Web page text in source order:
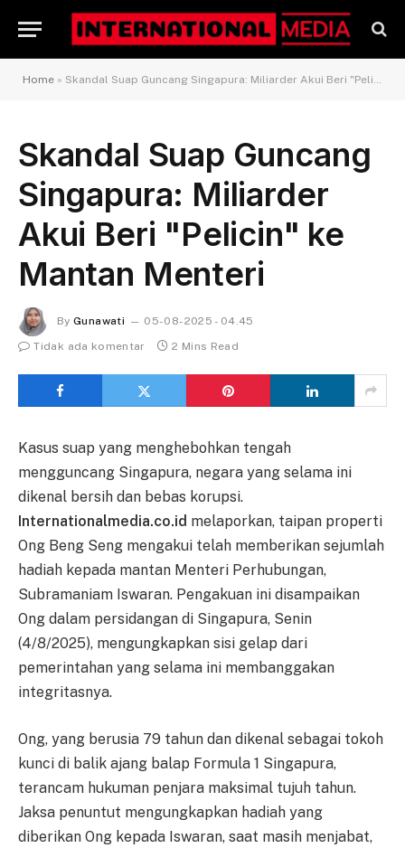
Home » Skandal Suap Guncang Singapura: Miliarder Akui Beri "Pelicin" ke Mantan Menteri
Skandal Suap Guncang
Singapura: Miliarder
Akui Beri "Pelicin" ke
Mantan Menteri
By Gunawati
05-08-2025 - 04.45
Tidak ada komentar
2 Mins Read
Kasus suap yang menghebohkan tengah
mengguncang Singapura, negara yang selama ini
dikenal bersih dan bebas korupsi.
Internationalmedia.co.id melaporkan, taipan properti
Ong Beng Seng mengakui telah memberikan sejumlah
hadiah kepada mantan Menteri Perhubungan,
Subramaniam Iswaran. Pengakuan ini disampaikan
Ong dalam persidangan di Singapura, Senin
(4/8/2025), mengungkapkan sisi gelap dari
pemerintahan yang selama ini membanggakan
integritasnya.
Ong, yang berusia 79 tahun dan dikenal sebagai tokoh
kunci di balik ajang balap Formula 1 Singapura,
terancam hukuman penjara maksimal tujuh tahun.
Jaksa penuntut mengungkapkan hadiah yang
diberikan Ong kepada Iswaran, saat masih menjabat,